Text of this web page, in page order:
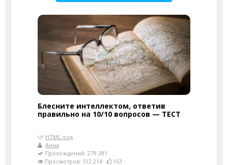
Блесните интеллектом, ответив
правильно на 10/10 вопросов — ТЕСТ
HTML-код
Анна
Прохождений: 279 281
Просмотров: 512 214
163